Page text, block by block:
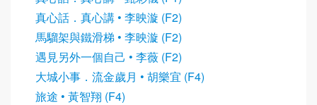
真心話．真心講 • 李映漩 (F2)
馬騮架與鐵滑梯 • 李映漩 (F2)
遇見另外一個自己 • 李薇 (F2)
大城小事．流金歲月 • 胡樂宜 (F4)
旅途 • 黃智翔 (F4)